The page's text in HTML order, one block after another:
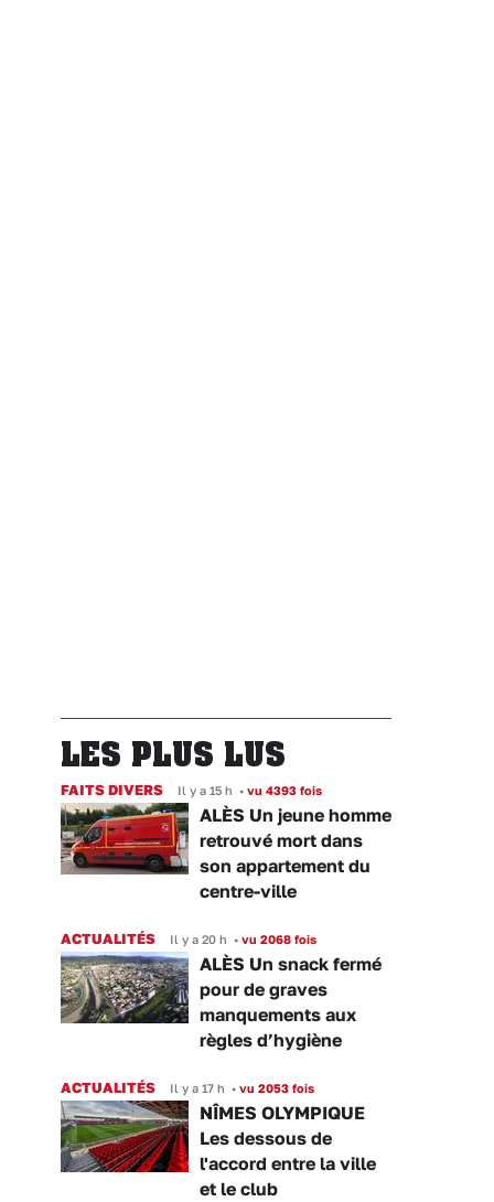
LES PLUS LUS
FAITS DIVERS Il y a 15 h • vu 4393 fois
ALÈS Un jeune homme
retrouvé mort dans
son appartement du
centre-ville
ACTUALITÉS Il y a 20 h • vu 2068 fois
ALÈS Un snack fermé
pour de graves
manquements aux
règles d’hygiène
ACTUALITÉS Il y a 17 h • vu 2053 fois
NÎMES OLYMPIQUE
Les dessous de
l'accord entre la ville
et le club